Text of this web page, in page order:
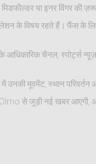
या इनर विंगर
विषय रहते हैं। फैंस के लिए
चैनल, स्पोर्ट्स
मूवमेंट, स्थान परिवर्तन
से जुड़ी नई खबर आएगी,